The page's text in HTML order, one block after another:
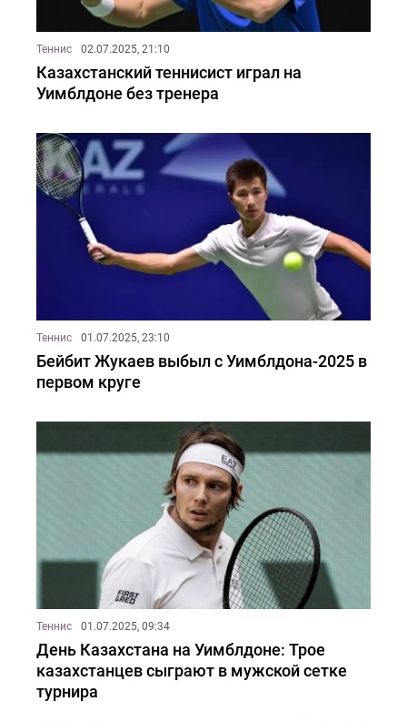
Теннис 02.07.2025, 21:10
Казахстанский теннисист играл на
Уимблдоне без тренера
Теннис 01.07.2025, 23:10
Бейбит Жукаев выбыл с Уимблдона-2025 в
первом круге
Теннис 01.07.2025, 09:34
День Казахстана на Уимблдоне: Трое
казахстанцев сыграют в мужской сетке
турнира